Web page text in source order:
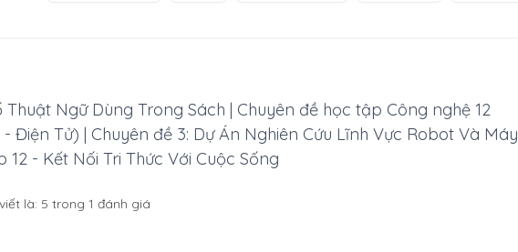
Thuật Ngữ Dùng Trong Sách | Chuyên đề học tập Công nghệ 12
Điện Tử) | Chuyên đề 3: Dự Án Nghiên Cứu Lĩnh Vực Robot Và Máy
12 - Kết Nối Tri Thức Với Cuộc Sống
là: 5 trong 1 đánh giá